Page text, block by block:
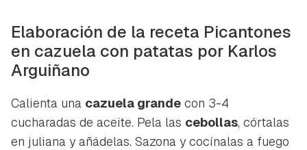
Elaboración de la receta Picantones
en cazuela con patatas por Karlos
Arguiñano
Calienta una cazuela grande con 3-4
cucharadas de aceite. Pela las cebollas, córtalas
en juliana y añádelas. Sazona y cocínalas a fuego